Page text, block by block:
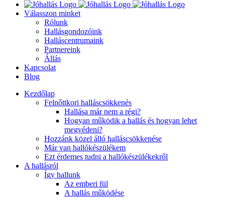
Válasszon minket
Rólunk
Hallásgondozóink
Halláscentrumaink
Partnereink
Állás
Kapcsolat
Blog
Kezdőlap
Felnőttkori halláscsökkenés
Hallása már nem a régi?
Hogyan működik a hallás és hogyan lehet
megvédeni?
Hozzánk közel álló halláscsökkenése
Már van hallókészülékem
Ezt érdemes tudni a hallókészülékekről
A hallásról
Így hallunk
Az emberi fül
A hallás működése